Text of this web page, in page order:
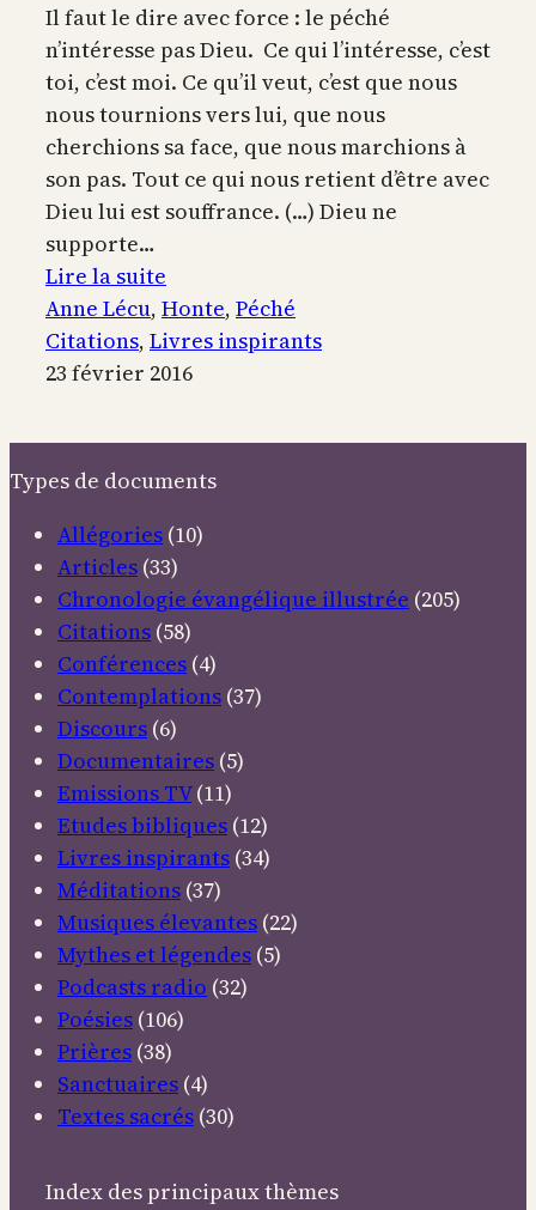
Il faut le dire avec force : le péché
n’intéresse pas Dieu. Ce qui l’intéresse, c’est
toi, c’est moi. Ce qu’il veut, c’est que nous
nous tournions vers lui, que nous
cherchions sa face, que nous marchions à
son pas. Tout ce qui nous retient d’être avec
Dieu lui est souffrance. (…) Dieu ne
supporte…
Lire la suite
Le
péché
n’intéresse
Dieu
Anne Lécu, Honte, Péché
Citations, Livres inspirants
23 février 2016
Types de documents
Allégories (10)
Articles (33)
Chronologie évangélique illustrée (205)
Citations (58)
Conférences (4)
Contemplations (37)
Discours (6)
Documentaires (5)
Emissions TV(11)
Etudes bibliques (12)
Livres inspirants (34)
Méditations (37)
Musiques élevantes (22)
Mythes et légendes (5)
Podcasts radio (32)
Poésies (106)
Prières (38)
Sanctuaires (4)
Textes sacrés (30)
Index des principaux thèmes